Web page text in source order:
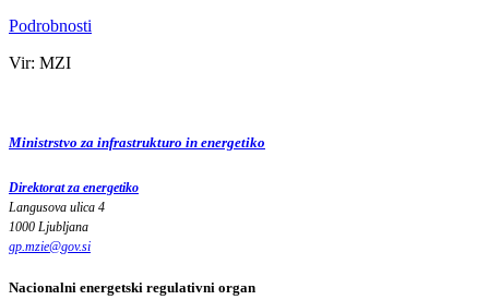
Podrobnosti
Vir: MZI
Ministrstvo za infrastrukturo in energetiko
Direktorat za energetiko
Langusova ulica 4
1000 Ljubljana
gp.mzie@gov.si
Nacionalni energetski regulativni organ